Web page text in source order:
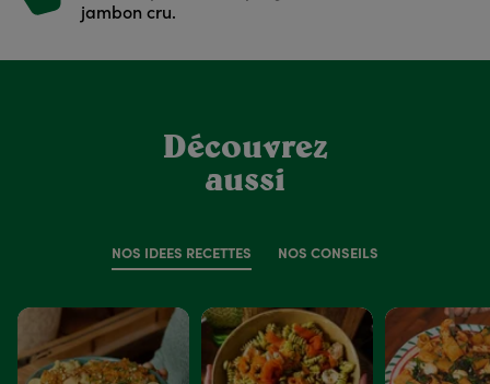
jambon cru.
Découvrez
aussi
NOS IDÉES RECETTES NOS CONSEILS